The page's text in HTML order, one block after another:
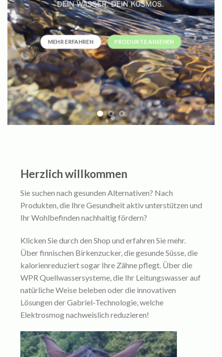
MEHR ERFAHREN PRODUKTE ANSEHEN
Herzlich willkommen
Sie suchen nach gesunden Alternativen? Nach
Produkten, die Ihre Gesundheit aktiv unterstützen und
Ihr Wohlbefinden nachhaltig fördern?
Klicken Sie durch den Shop und erfahren Sie mehr.
Über finnischen Birkenzucker, die gesunde Süsse, die
kalorienreduziert sogar Ihre Zähne pflegt. Über die
WPR Quellwassersysteme, die Ihr Leitungswasser auf
natürliche Weise beleben oder die innovativen
Lösungen der Gabriel-Technologie, welche
Elektrosmog nachweislich reduzieren!